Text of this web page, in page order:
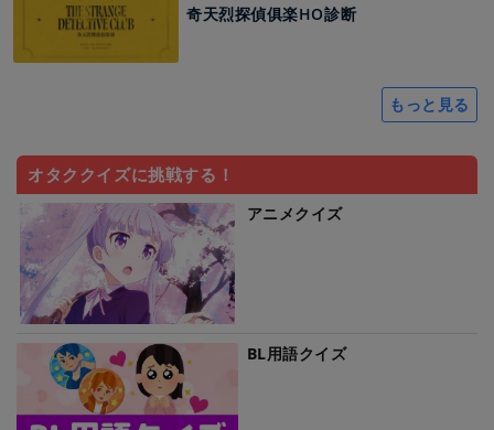
奇天烈探偵俱楽HO診断
もっと見る
オタククイズに挑戦する！
アニメクイズ
BL用語クイズ